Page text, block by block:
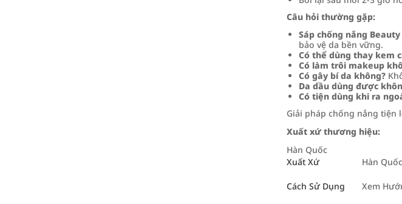
Câu hỏi thường gặp:
Sáp chống nắng
bảo vệ da bền vững.
Có thể dùng thay kem
Có làm trôi makeup
Có gây bí da không?
Da dầu dùng được
Có tiện dùng khi ra
Giải pháp chống nắng tiện
Xuất xứ thương hiệu:
Hàn Quốc
Xuất Xứ
Hàn Quốc
Cách Sử Dụng Xem